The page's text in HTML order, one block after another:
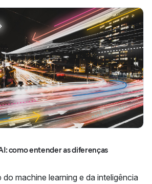
como entender as diferenças
machine learning e da inteligência